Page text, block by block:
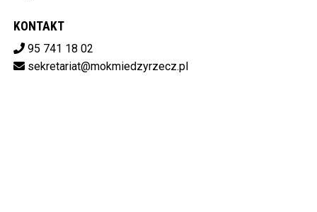
KONTAKT
95 741 18 02
sekretariat@mokmiedzyrzecz.pl